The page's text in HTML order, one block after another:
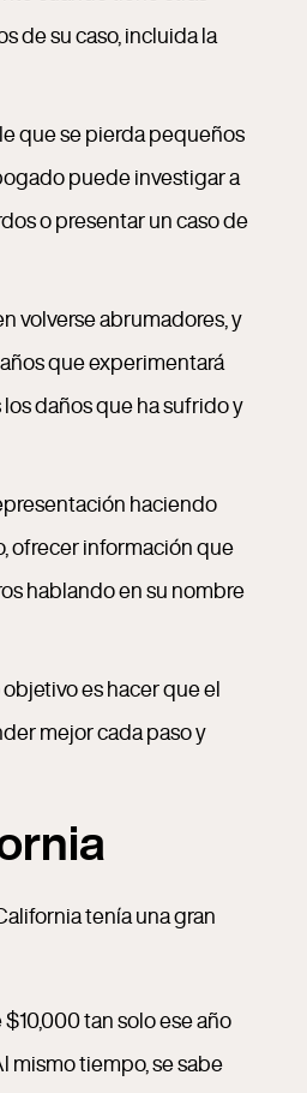
de su caso, incluida la
que se pierda pequeños
puede investigar a
o presentar un caso de
volverse abrumadores, y
que experimentará
daños que ha sufrido y
haciendo
ofrecer información que
hablando en su nombre
es hacer que el
mejor cada paso y
tenía una gran
tan solo ese año
mismo tiempo, se sabe